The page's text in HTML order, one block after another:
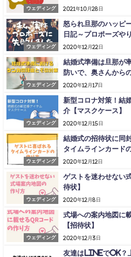
ウェディング 2021年10月28日
ウェディング
怒られ旦那のハッピ
日記～プロポーズや
2020年12月22日
ウェディング
結婚式準備は旦那が
防いで、奥さんから
2020年12月17日
ウェディング
新型コロナ対策！結
介【マスクケース】
2020年12月15日
ウェディング
結婚式の招待状に同
タイムラインカード
2020年12月12日
ウェディング
ゲストを迷わせない
待状】
2020年12月8日
ウェディング
式場への案内地図に
【招待状】
2020年12月3日
友達はLINEでOK？